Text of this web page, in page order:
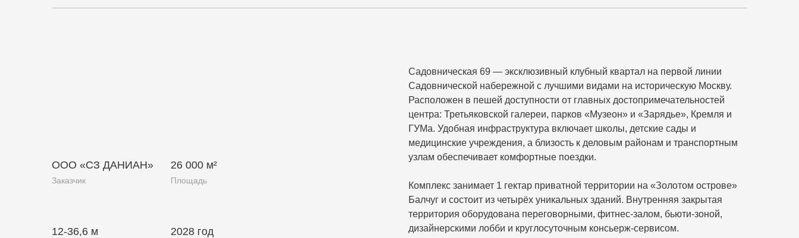
ООО «СЗ ДАНИАН»
Заказчик
26 000 м²
Площадь
12-36,6 м 2028 год
Садовническая 69 — эксклюзивный клубный квартал на первой линии
Садовнической набережной с лучшими видами на историческую Москву.
Расположен в пешей доступности от главных достопримечательностей
центра: Третьяковской галереи, парков «Музеон» и «Зарядье», Кремля и
ГУМа. Удобная инфраструктура включает школы, детские сады и
медицинские учреждения, а близость к деловым районам и транспортным
узлам обеспечивает комфортные поездки.
Комплекс занимает 1 гектар приватной территории на «Золотом острове»
Балчуг и состоит из четырёх уникальных зданий. Внутренняя закрытая
территория оборудована переговорными, фитнес-залом, бьюти-зоной,
дизайнерскими лобби и круглосуточным консьерж-сервисом.